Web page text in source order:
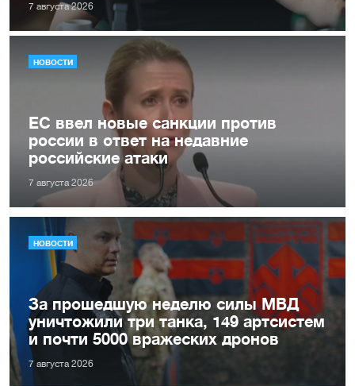
7 августа 2026
НОВОСТИ
ЕС ввел новые санкции против
россии в ответ на недавние
российские атаки
7 августа 2026
НОВОСТИ
За прошедшую неделю силы МВД
уничтожили три танка, 149 артсистем
и почти 5000 вражеских дронов
7 августа 2026